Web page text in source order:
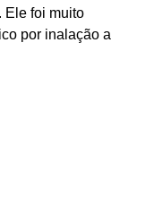
Ele foi muito
por inalação a